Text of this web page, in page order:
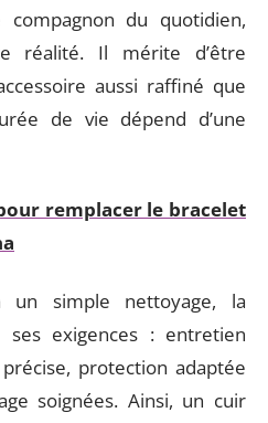
compagnon du quotidien,
réalité. Il mérite d’être
aussi raffiné que
de vie dépend d’une
remplacer le bracelet
simple nettoyage, la
ses exigences : entretien
protection adaptée
soignées. Ainsi, un cuir